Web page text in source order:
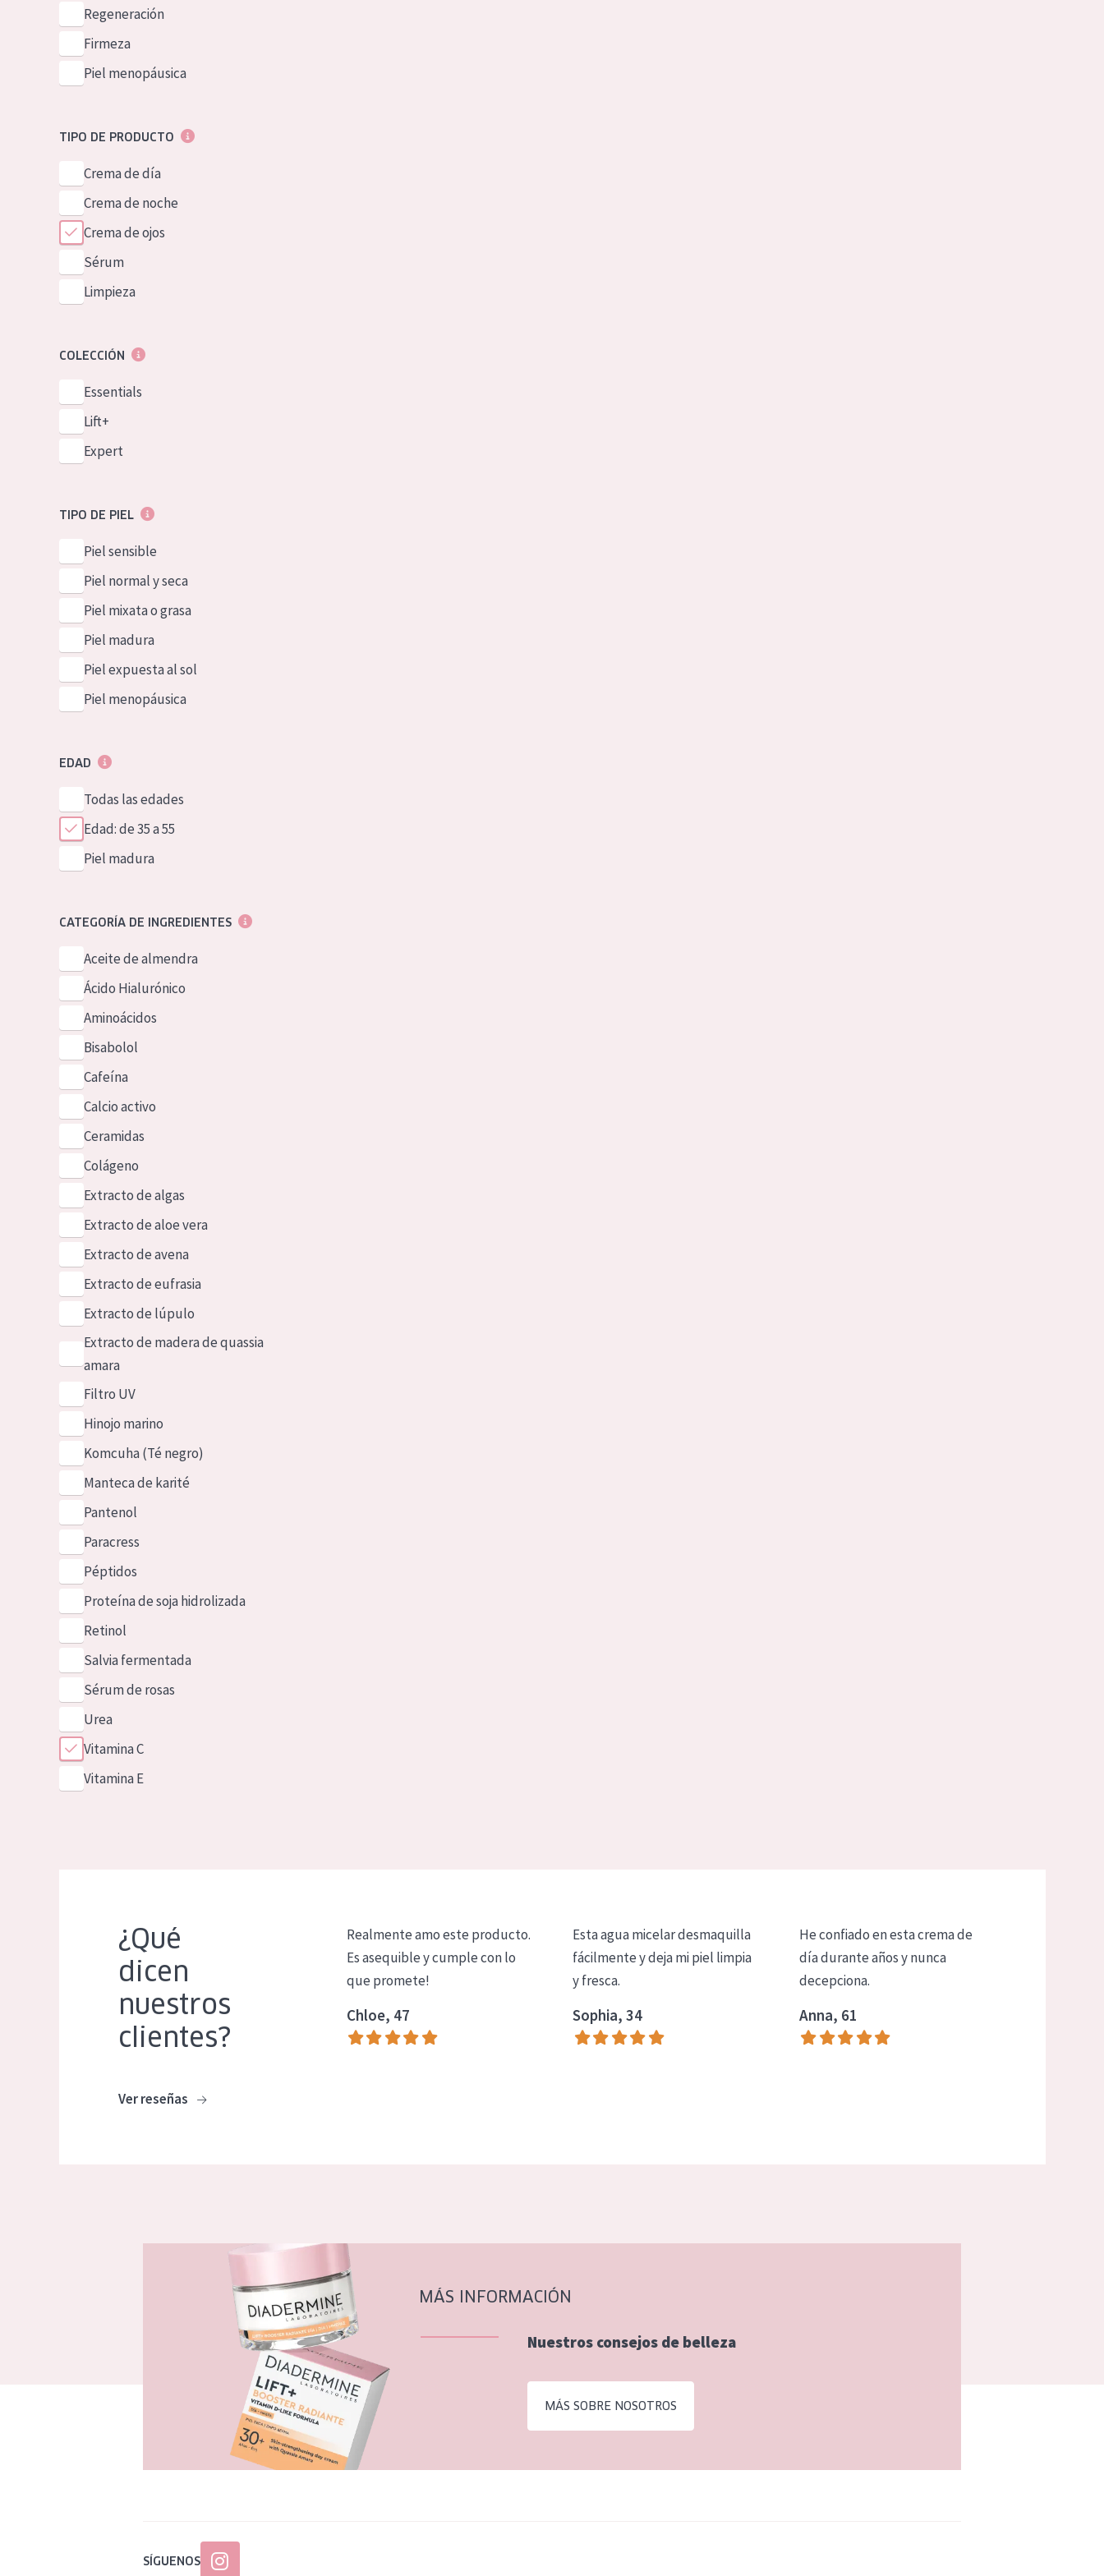
German
Spanish
Greek
Regeneración
Firmeza
Piel menopáusica
TIPO DE PRODUCTO
Crema de día
Crema de noche
Crema de ojos
Sérum
Limpieza
COLECCIÓN
Essentials
Lift+
Expert
TIPO DE PIEL
Piel sensible
Piel normal y seca
Piel mixata o grasa
Piel madura
Piel expuesta al sol
Piel menopáusica
EDAD
Todas las edades
Edad: de 35 a 55
Piel madura
CATEGORÍA DE INGREDIENTES
Aceite de almendra
Ácido Hialurónico
Aminoácidos
Bisabolol
Cafeína
Calcio activo
Ceramidas
Colágeno
Extracto de algas
Extracto de aloe vera
Extracto de avena
Extracto de eufrasia
Extracto de lúpulo
Extracto de madera de quassia
amara
Filtro UV
Hinojo marino
Komcuha (Té negro)
Manteca de karité
Pantenol
Paracress
Péptidos
Proteína de soja hidrolizada
Retinol
Salvia fermentada
Sérum de rosas
Urea
Vitamina C
Vitamina E
¿Qué
dicen
nuestros
clientes?
Ver reseñas
Realmente amo este producto.
Es asequible y cumple con lo
que promete!
Chloe, 47
Esta agua micelar desmaquilla
fácilmente y deja mi piel limpia
y fresca.
Sophia, 34
He confiado en esta crema de
día durante años y nunca
decepciona.
Anna, 61
MÁS INFORMACIÓN
Nuestros consejos de belleza
MÁS SOBRE NOSOTROS
SÍGUENOS